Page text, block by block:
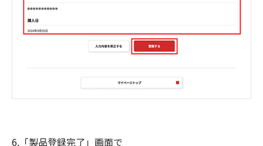
6.「製品登録完了」画面で